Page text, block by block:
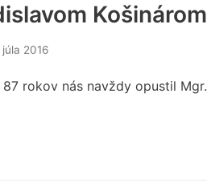
Košinárom
júla 2016
rokov nás navždy opustil Mgr.